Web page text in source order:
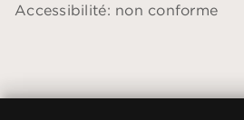
Accessibilité: non conforme
Données personnelles